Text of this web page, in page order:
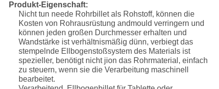
Produkt-Eigenschaft:
Nicht tun neede Rohrbillet als Rohstoff, können die
Kosten von Rohrausrüstung andmould verringern und
können jeden großen Durchmesser erhalten und
Wandstärke ist verhältnismäßig dünn, verbiegt das
stempelnde Ellbogenstoßsystem des Materials ist
spezieller, benötigt nicht jion das Rohrmaterial, einfach
zu steuern, wenn sie die Verarbeitung maschinell
bearbeitet.